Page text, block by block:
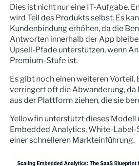
Dies ist nicht nur eine IT-Aufgabe.
wird Teil des Produkts selbst. Es
Kundenbindung erhöhen, da die
Antworten innerhalb der App
Upsell-Pfade unterstützen, wenn
Premium-Stufe ist.
Es gibt noch einen weiteren Vorteil.
verringert oft die Abwanderung, da
aus der Plattform ziehen, die sie
Yellowfin unterstützt dieses
Embedded Analytics, White-Label-
einer schnelleren Markteinführung.